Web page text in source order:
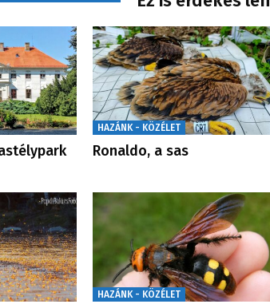
HAZÁNK - KÖZÉLET
Ronaldo, a sas
HAZÁNK - KÖZÉLET